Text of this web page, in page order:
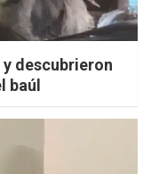
descubrieron
baúl